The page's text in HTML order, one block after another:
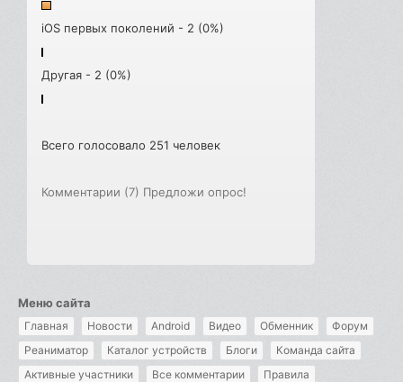
iOS первых поколений - 2 (0%)
Другая - 2 (0%)
Всего голосовало 251 человек
Комментарии (7) Предложи опрос!
Меню сайта
Главная Новости Android Видео Обменник
Форум
Реаниматор
Каталог устройств Блоги
Команда сайта
Активные участники
Все комментарии Правила